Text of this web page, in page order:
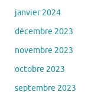
janvier 2024
décembre 2023
novembre 2023
octobre 2023
septembre 2023